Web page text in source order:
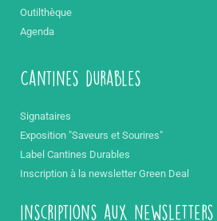
Outilthèque
Agenda
Cantines durables
Signataires
Exposition "Saveurs et Sourires"
Label Cantines Durables
Inscription à la newsletter Green Deal
inscriptions aux newsletters